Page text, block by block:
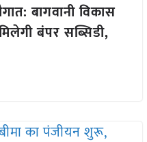
बागवानी विकास
बंपर सब्सिडी,